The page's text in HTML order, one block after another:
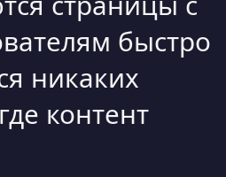
быстро
никаких
контент